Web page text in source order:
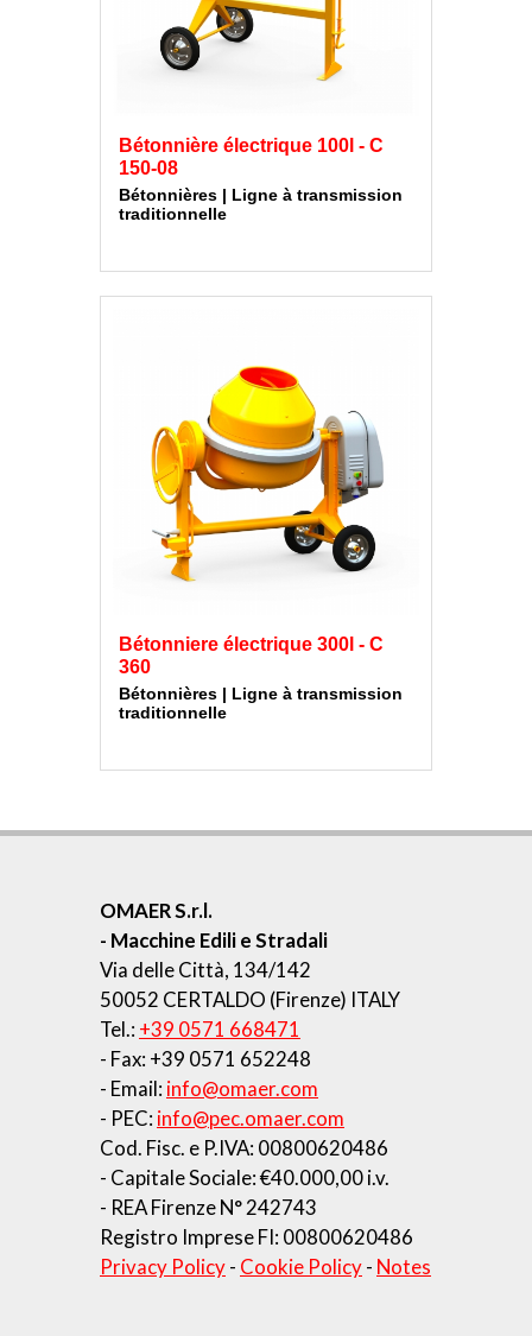
Bétonnière électrique 100l - C
150-08
Bétonnières | Ligne à transmission
traditionnelle
Bétonniere électrique 300l - C
360
Bétonnières | Ligne à transmission
traditionnelle
OMAER S.r.l.
- Macchine Edili e Stradali
Via delle Città, 134/142
50052 CERTALDO (Firenze) ITALY
Tel.: +39 0571 668471
- Fax: +39 0571 652248
- Email: info@omaer.com
- PEC: info@pec.omaer.com
Cod. Fisc. e P.IVA: 00800620486
- Capitale Sociale: €40.000,00 i.v.
- REA Firenze N° 242743
Registro Imprese FI: 00800620486
Privacy Policy- Cookie Policy- Notes